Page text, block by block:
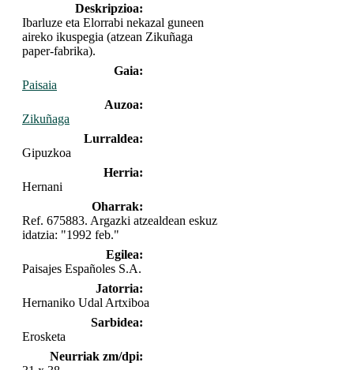
Deskripzioa:
Ibarluze eta Elorrabi nekazal guneen
aireko ikuspegia (atzean Zikuñaga
paper-fabrika).
Gaia:
Paisaia
Auzoa:
Zikuñaga
Lurraldea:
Gipuzkoa
Herria:
Hernani
Oharrak:
Ref. 675883. Argazki atzealdean eskuz
idatzia: "1992 feb."
Egilea:
Paisajes Españoles S.A.
Jatorria:
Hernaniko Udal Artxiboa
Sarbidea:
Erosketa
Neurriak zm/dpi: